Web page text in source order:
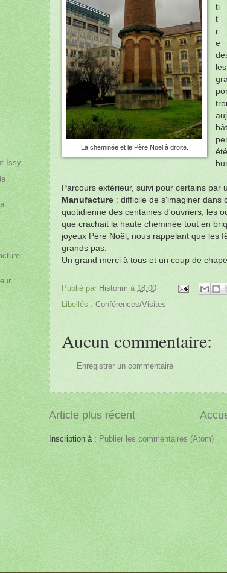
La cheminée et le Père Noël à droite.
ti
t
r
e
Parcours extérieur, suivi pour certains par
Manufacture : difficile de s'imaginer dans
quotidienne des centaines d'ouvriers, les
que crachait la haute cheminée tout en
joyeux Père Noël, nous rappelant que les
grands pas.
Un grand merci à tous et un coup de
Publié par Historim à 18:00
Libellés : Conférences/Visites
Aucun commentaire:
Enregistrer un commentaire
Article plus récent
Inscription à : Publier les commentaires (Atom)
Issy
: